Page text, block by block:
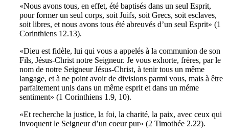
«Nous avons tous, en effet, été baptisés dans un seul Esprit,
pour former un seul corps, soit Juifs, soit Grecs, soit esclaves,
soit libres, et nous avons tous été abreuvés d’un seul Esprit» (1
Corinthiens 12.13).
«Dieu est fidèle, lui qui vous a appelés à la communion de son
Fils, Jésus-Christ notre Seigneur. Je vous exhorte, frères, par le
nom de notre Seigneur Jésus-Christ, à tenir tous un même
langage, et à ne point avoir de divisions parmi vous, mais à être
parfaitement unis dans un même esprit et dans un méme
sentiment» (1 Corinthiens 1.9, 10).
«Et recherche la justice, la foi, la charité, la paix, avec ceux qui
invoquent le Seigneur d’un coeur pur» (2 Timothée 2.22).